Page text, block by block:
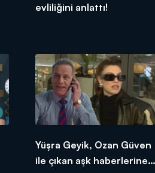
evliliğini anlattı!
Yüşra Geyik, Ozan Güven
ile çıkan aşk haberlerine